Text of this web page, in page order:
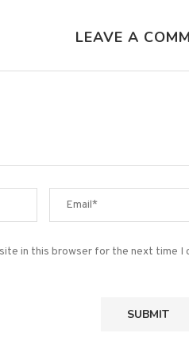
LEAVE A
in this browser for the next time I